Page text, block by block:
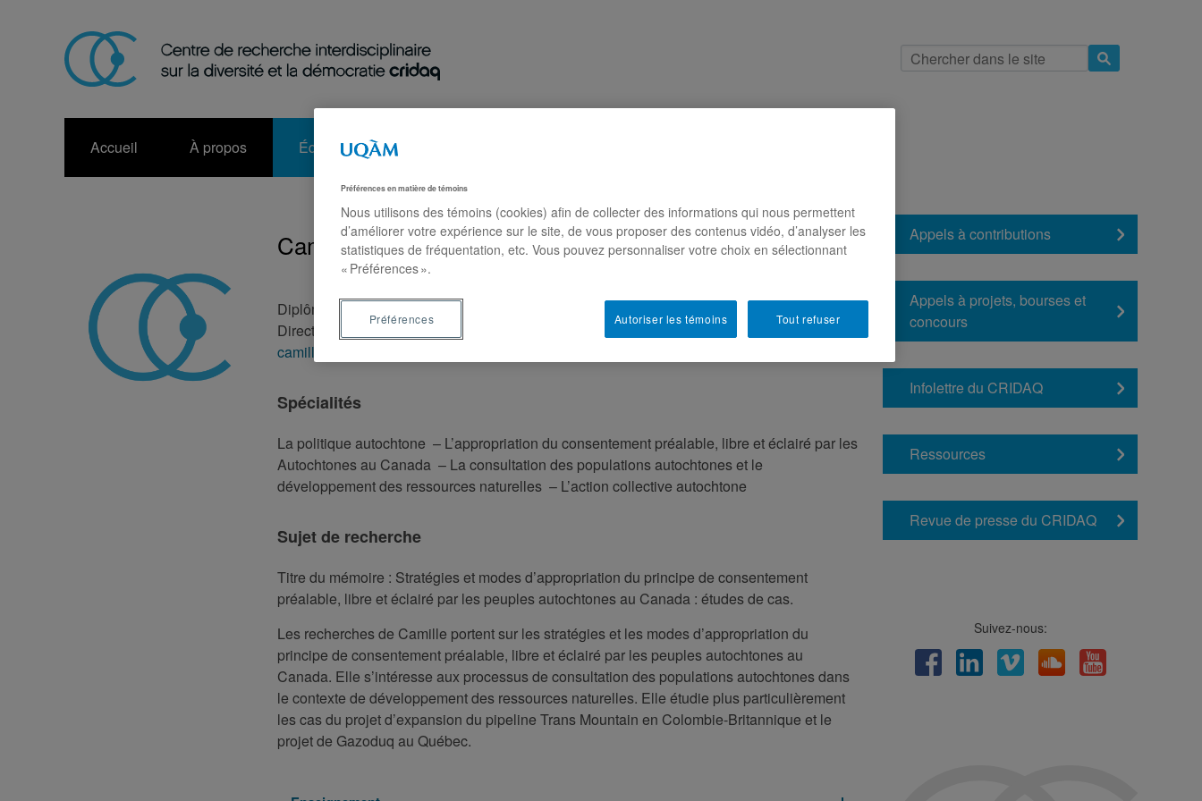
Accueil À propos Équipe Recherche
Camille Chabot-Martin
Diplômée, maîtrise en science politique, Université de Montréal
Directeur :
Martin Papillon
camille.chabot-martin@umontreal.ca
Spécialités
La politique autochtone – L’appropriation du consentement préalable, libre et éclairé par les
Autochtones au Canada – La consultation des populations autochtones et le
développement des ressources naturelles – L’action collective autochtone
Sujet de recherche
Titre du mémoire : Stratégies et modes d’appropriation du principe de consentement
préalable, libre et éclairé par les peuples autochtones au Canada : études de cas.
Les recherches de Camille portent sur les stratégies et les modes d’appropriation du
principe de consentement préalable, libre et éclairé par les peuples autochtones au
Canada. Elle s’intéresse aux processus de consultation des populations autochtones dans
le contexte de développement des ressources naturelles. Elle étudie plus particulièrement
les cas du projet d’expansion du pipeline Trans Mountain en Colombie-Britannique et le
projet de Gazoduq au Québec.
Appels à contributions
Appels à projets, bourses et
concours
Infolettre du CRIDAQ
Ressources
Revue de presse du CRIDAQ
Suivez-nous:
FacebookLinkedInViméo Soundcloud
Youtube
Préférences en matière de témoins
Nous utilisons des témoins (cookies) afin de collecter des informations qui nous permettent
d’améliorer votre expérience sur le site, de vous proposer des contenus vidéo, d’analyser les
statistiques de fréquentation, etc. Vous pouvez personnaliser votre choix en sélectionnant
« Préférences ».
Tout refuser
Autoriser les témoins
Préférences